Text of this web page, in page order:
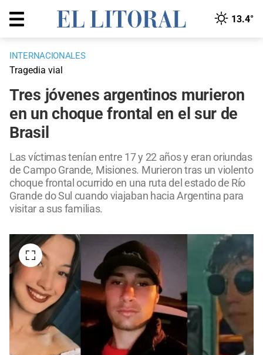
13.4°
INTERNACIONALES
Tragedia vial
Tres jóvenes argentinos murieron
en un choque frontal en el sur de
Brasil
Las víctimas tenían entre 17 y 22 años y eran oriundas
de Campo Grande, Misiones. Murieron tras un violento
choque frontal ocurrido en una ruta del estado de Río
Grande do Sul cuando viajaban hacia Argentina para
visitar a sus familias.